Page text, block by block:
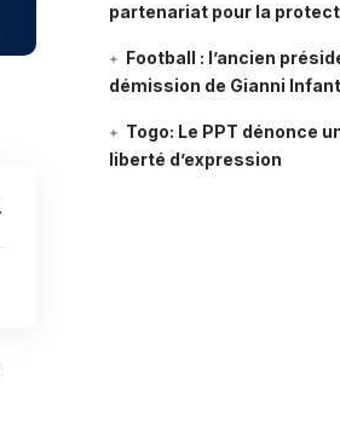
partenariat pour la
Football : l’ancien
démission de Gianni
Togo: Le PPT dénonce
liberté d’expression